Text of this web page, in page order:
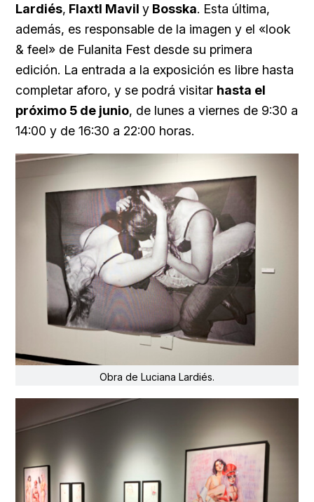
Lardiés, Flaxtl Mavil y Bosska. Esta última,
además, es responsable de la imagen y el «look
& feel» de Fulanita Fest desde su primera
edición. La entrada a la exposición es libre hasta
completar aforo, y se podrá visitar hasta el
próximo 5 de junio, de lunes a viernes de 9:30 a
14:00 y de 16:30 a 22:00 horas.
Obra de Luciana Lardiés.